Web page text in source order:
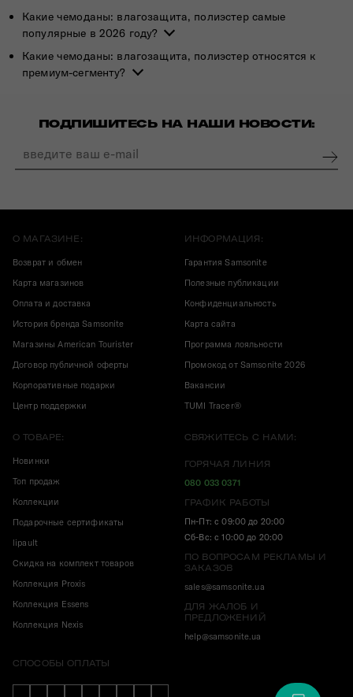
Какие чемоданы: влагозащита, полиэстер самые
популярные в 2026 году?
Какие чемоданы: влагозащита, полиэстер относятся к
премиум-сегменту?
ПОДПИШИТЕСЬ НА НАШИ НОВОСТИ:
О МАГАЗИНЕ:
Возврат и обмен
Карта магазинов
Оплата и доставка
История бренда Samsonite
Магазины American Tourister
Договор публичной оферты
Корпоративные подарки
Центр поддержки
ИНФОРМАЦИЯ:
Гарантия Samsonite
Полезные публикации
Конфиденциальность
Карта сайта
Программа лояльности
Промокод от Samsonite 2026
Вакансии
TUMI Tracer®
О ТОВАРЕ:
Новинки
Топ продаж
Коллекции
Подарочные сертификаты
lipault
Скидка на комплект товаров
Коллекция Proxis
Коллекция Essens
Коллекция Nexis
СВЯЖИТЕСЬ С НАМИ:
ГОРЯЧАЯ ЛИНИЯ
080 033 0371
ГРАФИК РАБОТЫ
Пн-Пт: с 09:00 до 20:00
Сб-Вс: с 10:00 до 20:00
ПО ВОПРОСАМ РЕКЛАМЫ И
ЗАКАЗОВ
sales@samsonite.ua
ДЛЯ ЖАЛОБ И
ПРЕДЛОЖЕНИЙ
help@samsonite.ua
СПОСОБЫ ОПЛАТЫ